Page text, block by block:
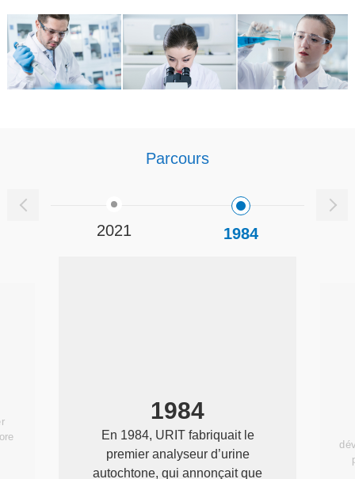
Parcours
2021 1984
1984
En 1984, URIT fabriquait le
premier analyseur d’urine
autochtone, qui annonçait que